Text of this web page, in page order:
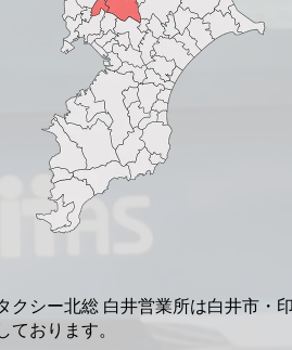
クシー北総 白井営業所は白井市・
ております。